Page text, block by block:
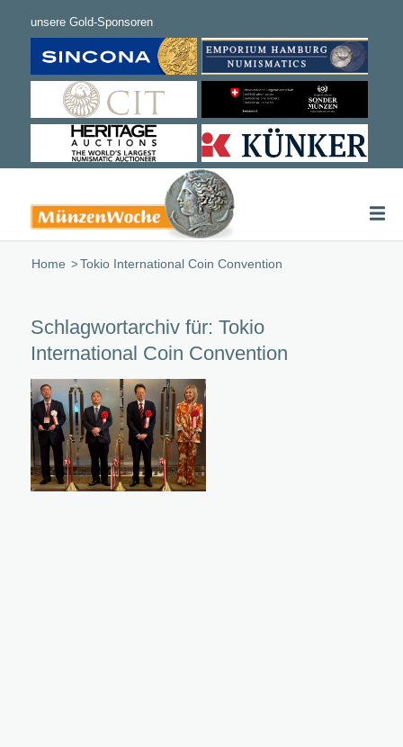
Home /Tokio International Coin Convention
Schlagwortarchiv für: Tokio
International Coin Convention